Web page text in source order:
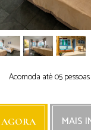
Acomoda até 05 pessoas
AGORA MAIS